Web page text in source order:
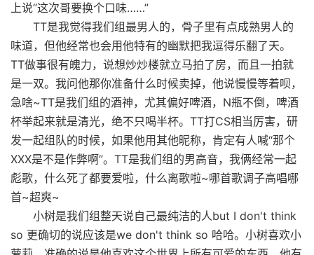
上说“这次哥要换个口味……”
TT是我觉得我们组最男人的，骨子里有点成熟男人的
味道，但他经常也会用他特有的幽默把我逗得乐翻了天。
TT做事很有魄力，说想炒炒楼就立马拍了房，而且一拍就
是一双。我问他那你准备什么时候卖掉，他说慢慢等着呗，
急啥~TT是我们组的酒神，尤其偏好啤酒，N瓶不倒，啤酒
杯举起来就是清光，绝不只喝半杯。TT打CS相当厉害，研
发一起组队的时候，如果他用其他昵称，肯定有人喊“那个
XXX是不是作弊啊”。TT是我们组的男高音，我俩经常一起
彪歌，什么死了都要爱啦，什么离歌啦~哪首歌调子高唱哪
首~超爽~
小树是我们组整天说自己最纯洁的人but I don't think
so 更确切的说应该是we don't think so 哈哈。小树喜欢小